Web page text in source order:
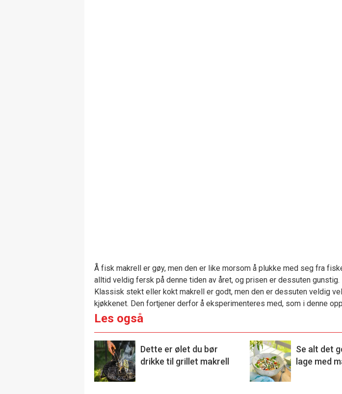
Å fisk makrell er gøy, men den er like morsom å plukke med seg fra
alltid veldig fersk på denne tiden av året, og prisen er dessuten gunstig.
Klassisk stekt eller kokt makrell er godt, men den er dessuten veldig
kjøkkenet. Den fortjener derfor å eksperimenteres med, som i denne
Les også
Dette er ølet du bør
drikke til grillet makrell
Se alt det
lage med